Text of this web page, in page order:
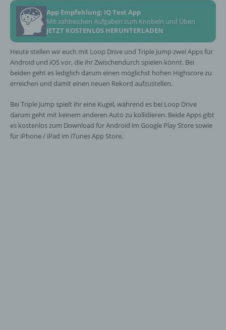
App Empfehlung: IQ Test App
Mit zahlreichen Aufgaben zum Knobeln und Üben
JETZT KOSTENLOS HERUNTERLADEN
Heute stellen wir euch mit Loop Drive und Triple Jump zwei Apps für
Android und iOS vor, die ihr Zwischendurch spielen könnt. Bei
beiden geht es lediglich darum einen möglichst hohen Highscore zu
erreichen und damit einen neuen Rekord aufzustellen.
Bei Triple Jump spielt ihr eine Kugel, während es bei Loop Drive
darum geht mit keinem anderen Auto zu kollidieren. Beide Apps gibt
es kostenlos zum Download für Android im Google Play Store sowie
für iPhone / iPad im iTunes App Store.